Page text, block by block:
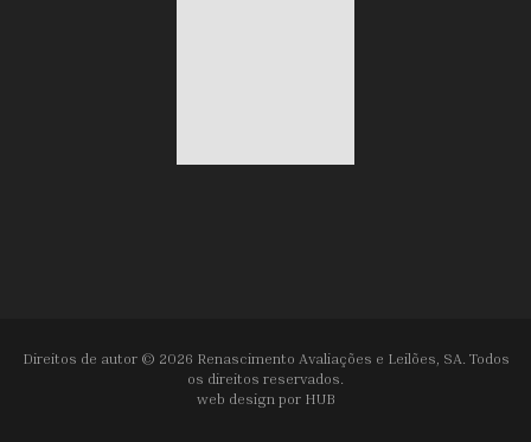
Direitos de autor © 2026 Renascimento Avaliações e Leilões, SA. Todos
os direitos reservados.
web design por HUB